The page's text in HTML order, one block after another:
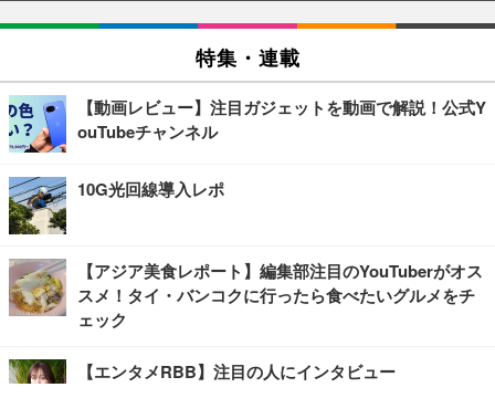
特集・連載
【動画レビュー】注目ガジェットを動画で解説！公式Y
ouTubeチャンネル
10G光回線導入レポ
【アジア美食レポート】編集部注目のYouTuberがオス
スメ！タイ・バンコクに行ったら食べたいグルメをチ
ェック
【エンタメRBB】注目の人にインタビュー